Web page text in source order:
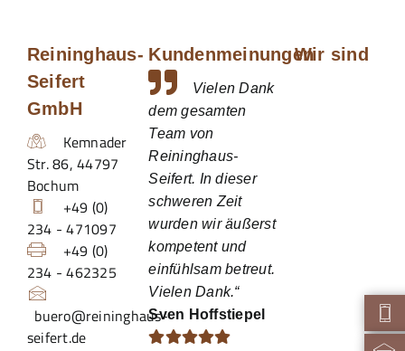
Reininghaus-
Seifert
GmbH
Kemnader
Str. 86,44797
Bochum
+49 (0)
234 - 471097
+49 (0)
234 - 462325
buero@reininghaus-
seifert.de
Kundenmeinungen
Vielen Dank
dem gesamten
Team von
Reininghaus-
Seifert. In dieser
schweren Zeit
wurden wir äußerst
kompetent und
einfühlsam betreut.
Vielen Dank.“
Sven Hoffstiepel
Wir sind